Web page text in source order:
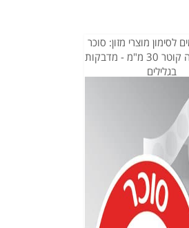
לסימון מוצרי מזון: סוכר
בכמות גבוהה קוטר 30 מ"מ - מדבקות
בגלילים